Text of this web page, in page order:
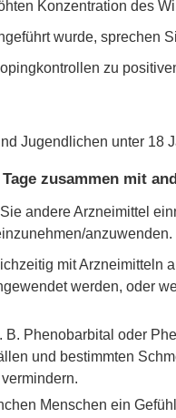
Konzentration des
wurde, sprechen
zu
Jugendlichen unter 18
zusammen mit
andere Arzneimittel
anzuwenden.
mit
werden, oder
Phenobarbital oder
und bestimmten
Menschen ein